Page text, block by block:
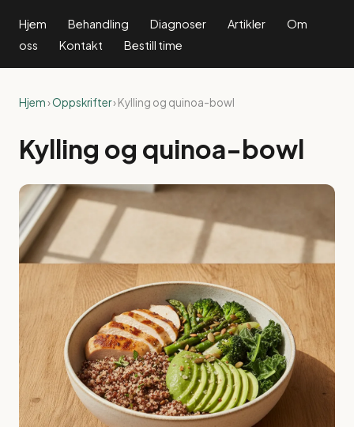
Hjem Behandling Diagnoser Artikler
Om
oss
Kontakt Bestill time
Hjem›Oppskrifter› Kylling og quinoa-bowl
Kylling og quinoa-bowl